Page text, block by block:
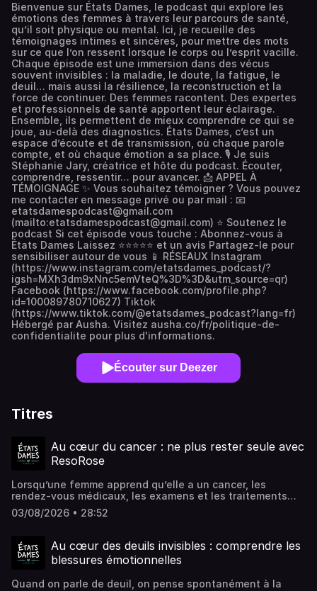
Bienvenue sur États Dames, le podcast qui explore les
émotions des femmes à travers leur parcours de santé,
qu’il soit physique ou mental. Ici, je recueille des
témoignages intimes et sincères, pour mettre des mots
sur ce que l’on ressent lorsque le corps ou l’esprit vacille.
Chaque épisode est une immersion dans des vécus
souvent invisibles : la maladie, le doute, la fatigue, le
deuil… mais aussi la résilience, la reconstruction et la
force de continuer. Des femmes racontent. Des expertes
et professionnels de santé apportent leur éclairage.
Ensemble, ils permettent de mieux comprendre ce qui se
joue, au-delà des diagnostics. États Dames, c’est un
espace d’écoute et de transmission, où chaque parole
compte, et où chaque émotion a sa place. 🎙️ Je suis
Stéphanie Jary, créatrice et hôte du podcast. Écouter,
comprendre, ressentir… pour avancer. 📩 APPEL À
TÉMOIGNAGE ✨ Vous souhaitez témoigner ? Vous pouvez
me contacter en message privé ou par mail : 📧
etatsdamespodcast@gmail.com
(mailto:etatsdamespodcast@gmail.com) ⭐ Soutenez le
podcast Si cet épisode vous touche : Abonnez-vous à
États Dames Laissez ⭐⭐⭐⭐⭐ et un avis Partagez-le pour
sensibiliser autour de vous 📱 RÉSEAUX Instagram
(https://www.instagram.com/etatsdames_podcast/?
igsh=MXh3dm9xNnc5emVteQ%3D%3D&utm_source=qr)
Facebook (https://www.facebook.com/profile.php?
id=100089780710627) Tiktok
(https://www.tiktok.com/@etatsdames_podcast?lang=fr)
Hébergé par Ausha. Visitez ausha.co/fr/politique-de-
confidentialite pour plus d'informations.
Écouter sur Deezer
Titres
Au cœur du cancer : ne plus rester seule avec
ResoRose
Lorsqu’une femme apprend qu’elle a un cancer, les
rendez-vous médicaux, les examens et les traitements
prennent toute la place. Mais que se passe-t-il entre
deux consultations, lorsque les questions, la peur et la
donne la parole à Pauline, cofondatrice de ResoRose, une
application née d’une expérience profondément
personnelle et humaine.Après avoir accompagné de
de son activité professionnelle, Pauline a vécu la maladie
03/08/2026 • 28:52
Au cœur des deuils invisibles : comprendre les
blessures émotionnelles
Quand on parle de deuil, on pense spontanément à la